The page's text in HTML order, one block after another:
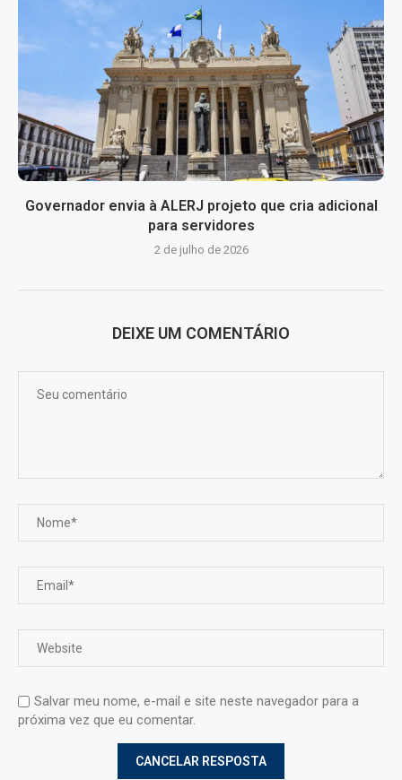
Governador envia à ALERJ projeto que cria adicional
para servidores
2 de julho de 2026
DEIXE UM COMENTÁRIO
Salvar meu nome, e-mail e site neste navegador para a
próxima vez que eu comentar.